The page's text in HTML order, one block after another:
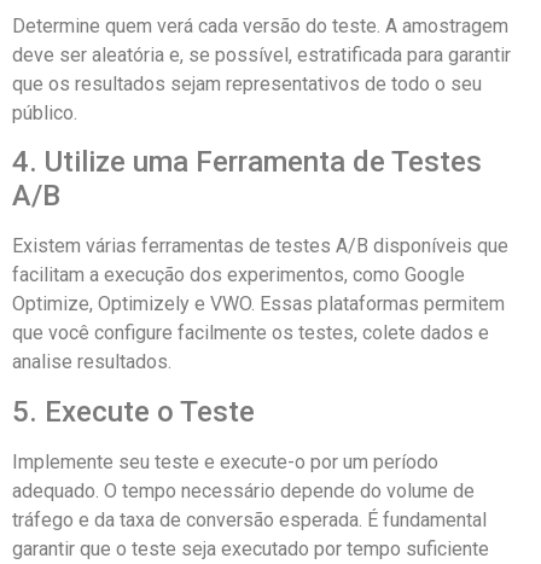
Determine quem verá cada versão do teste. A amostragem
deve ser aleatória e, se possível, estratificada para garantir
que os resultados sejam representativos de todo o seu
público.
4. Utilize uma Ferramenta de Testes
A/B
Existem várias ferramentas de testes A/B disponíveis que
facilitam a execução dos experimentos, como Google
Optimize, Optimizely e VWO. Essas plataformas permitem
que você configure facilmente os testes, colete dados e
analise resultados.
5. Execute o Teste
Implemente seu teste e execute-o por um período
adequado. O tempo necessário depende do volume de
tráfego e da taxa de conversão esperada. É fundamental
garantir que o teste seja executado por tempo suficiente